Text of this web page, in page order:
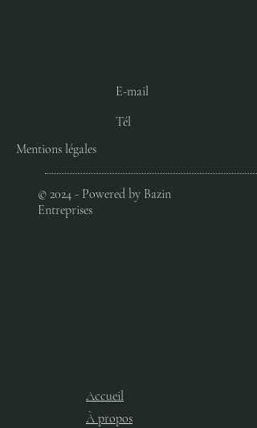
E-mail
Tél
Mentions légales
© 2024 - Powered by Bazin
Entreprises
Accueil
À propos